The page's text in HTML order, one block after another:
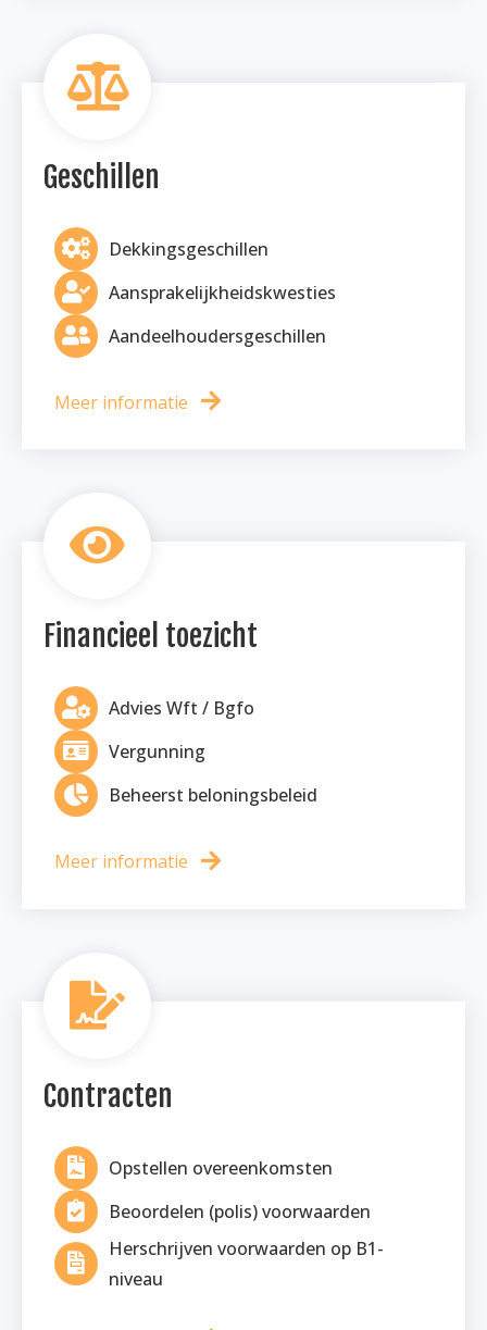
Geschillen
Dekkingsgeschillen
Aansprakelijkheidskwesties
Aandeelhoudersgeschillen
Meer informatie
Financieel toezicht
Advies Wft / Bgfo
Vergunning
Beheerst beloningsbeleid
Meer informatie
Contracten
Opstellen overeenkomsten
Beoordelen (polis) voorwaarden
Herschrijven voorwaarden op B1-
niveau